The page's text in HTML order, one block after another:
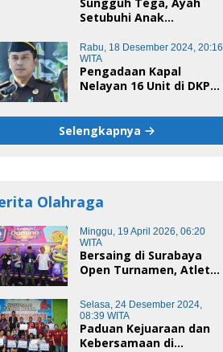
Setubuhi Anak
Begini Kronologis
Rabu, 18 Desember 2024, 20:16
WITA
Pengadaan Kapal
Nelayan 16 Unit di DKP
Tersangka
Selengkapnya
Olahraga
Minggu, 19 April 2026, 06:20
WITA
Bersaing di Surabaya
Open Turnamen, Atlet
melaju
Selasa, 24 Desember 2024,
08:39 WITA
Paduan Kejuaraan dan
Kebersamaan di